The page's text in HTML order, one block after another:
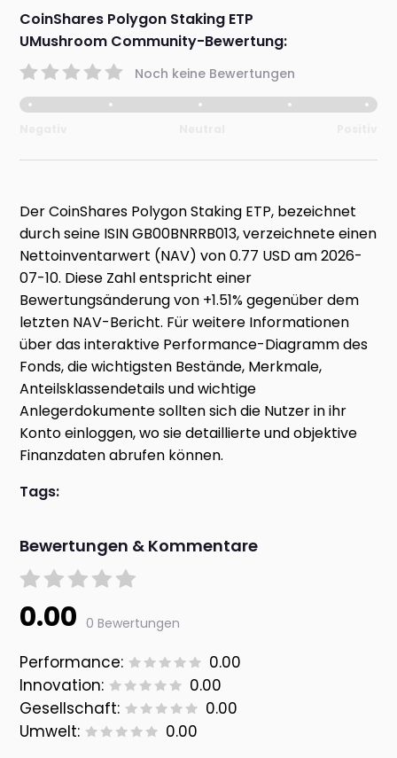
CoinShares Polygon Staking ETP
UMushroom Community-Bewertung:
Noch keine Bewertungen
Der CoinShares Polygon Staking ETP, bezeichnet
durch seine ISIN GB00BNRRB013, verzeichnete einen
Nettoinventarwert (NAV) von 0.77 USD am 2026-
07-10. Diese Zahl entspricht einer
Bewertungsänderung von +1.51% gegenüber dem
letzten NAV-Bericht. Für weitere Informationen
über das interaktive Performance-Diagramm des
Fonds, die wichtigsten Bestände, Merkmale,
Anteilsklassendetails und wichtige
Anlegerdokumente sollten sich die Nutzer in ihr
Konto einloggen, wo sie detaillierte und objektive
Finanzdaten abrufen können.
Tags:
Bewertungen & Kommentare
0.00 0 Bewertungen
Performance:
0.00
Innovation:
0.00
Gesellschaft:
0.00
Umwelt:
0.00